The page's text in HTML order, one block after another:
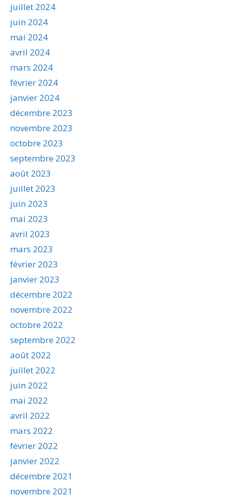
juillet 2024
juin 2024
mai 2024
avril 2024
mars 2024
février 2024
janvier 2024
décembre 2023
novembre 2023
octobre 2023
septembre 2023
août 2023
juillet 2023
juin 2023
mai 2023
avril 2023
mars 2023
février 2023
janvier 2023
décembre 2022
novembre 2022
octobre 2022
septembre 2022
août 2022
juillet 2022
juin 2022
mai 2022
avril 2022
mars 2022
février 2022
janvier 2022
décembre 2021
novembre 2021